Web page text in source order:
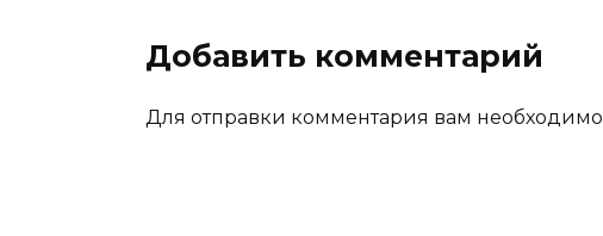
Добавить комментарий
Для отправки комментария вам необходимо